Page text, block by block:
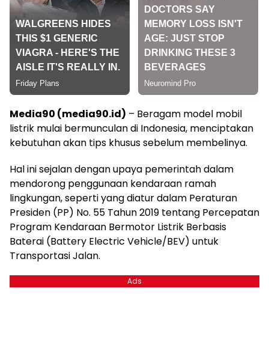
Media90 (media90.id) – Beragam model mobil
listrik mulai bermunculan di Indonesia, menciptakan
kebutuhan akan tips khusus sebelum membelinya.
Hal ini sejalan dengan upaya pemerintah dalam
mendorong penggunaan kendaraan ramah
lingkungan, seperti yang diatur dalam Peraturan
Presiden (PP) No. 55 Tahun 2019 tentang Percepatan
Program Kendaraan Bermotor Listrik Berbasis
Baterai (Battery Electric Vehicle/BEV) untuk
Transportasi Jalan.
Ads